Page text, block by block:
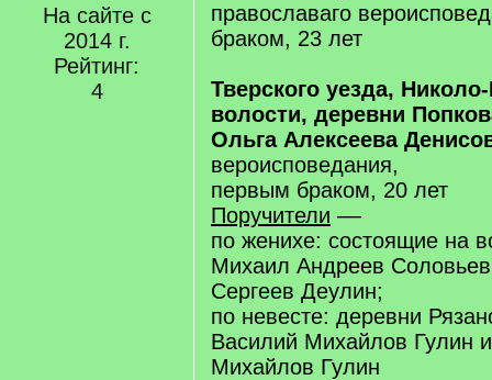
На сайте с
2014 г.
Рейтинг:
4
православаго
браком, 23 лет
Тверского уезда,
волости, деревни
Ольга Алексеева
вероисповедания,
первым браком, 20 лет
Поручители ––
по женихе: состоящие на
Михаил Андреев
Сергеев Деулин;
по невесте: деревни
Василий Михайлов Гулин
Михайлов Гулин